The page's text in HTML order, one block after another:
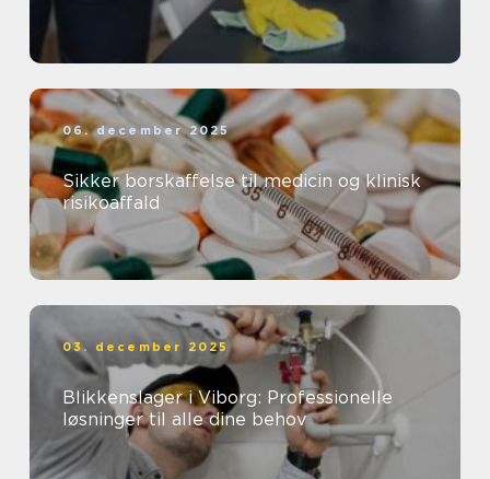
06. december 2025
Sikker borskaffelse til medicin og klinisk
risikoaffald
03. december 2025
Blikkenslager i Viborg: Professionelle
løsninger til alle dine behov